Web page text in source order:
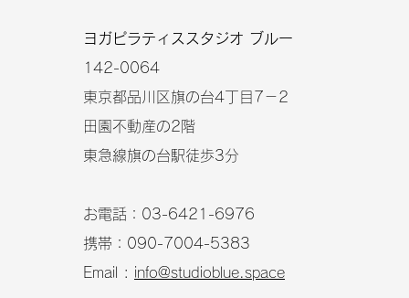
​ヨガピラティススタジオ ブルー
​142-0064
東京都品川区旗の台4丁目7－2
田園不動産の2階
東急線旗の台駅徒歩3分
お電話：03-6421-6976
携帯：090-7004-5383
Email : info@studioblue.space